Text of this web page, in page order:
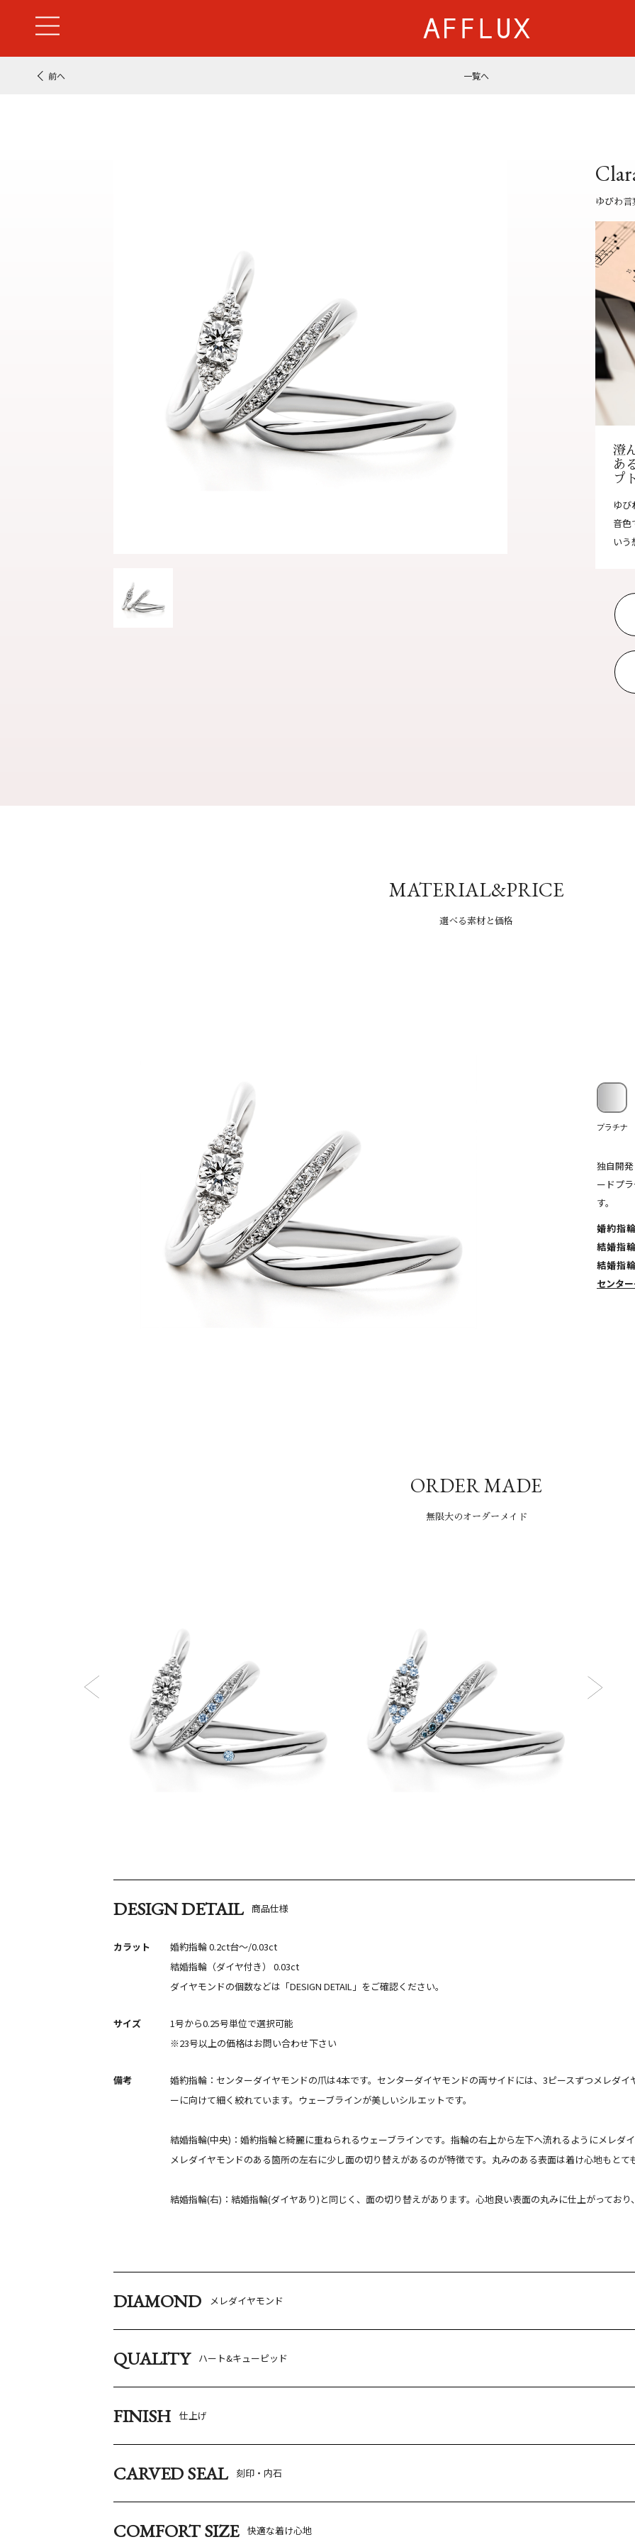
結婚指輪
店舗一覧
オンラインショールーム
AFFLUXダイヤモンド
よくあるご質問
前へ 一覧へ
ゆびわ言
澄
あ
プ
ゆ
音色
いう
MATERIAL&PRICE
選べる素材と価格
プラチナ
独自開
ードプ
す。
婚約指
結婚指
結婚指
センタ
ORDER MADE
無限大のオーダーメイド
DESIGN DETAIL 商品仕様
カラット
婚約指輪 0.2ct台〜/0.03ct
結婚指輪（ダイヤ付き） 0.03ct
ダイヤモンドの個数などは「DESIGN DETAIL」をご確認ください。
サイズ
1号から0.25号単位で選択可能
※23号以上の価格はお問い合わせ下さい
備考
婚約指輪：センターダイヤモンドの爪は4本です。センターダイヤモンドの両サイドには、3ピースずつメレダ
ーに向けて細く絞れています。ウェーブラインが美しいシルエットです。
結婚指輪(中央)：婚約指輪と綺麗に重ねられるウェーブラインです。指輪の右上から左下へ流れるようにメレダ
メレダイヤモンドのある箇所の左右に少し面の切り替えがあるのが特徴です。丸みのある表面は着け心地もとて
結婚指輪(右)：結婚指輪(ダイヤあり)と同じく、面の切り替えがあります。心地良い表面の丸みに仕上がっており
DIAMOND メレダイヤモンド
QUALITY ハート&キューピッド
FINISH 仕上げ
CARVED SEAL 刻印・内石
COMFORT SIZE 快適な着け心地